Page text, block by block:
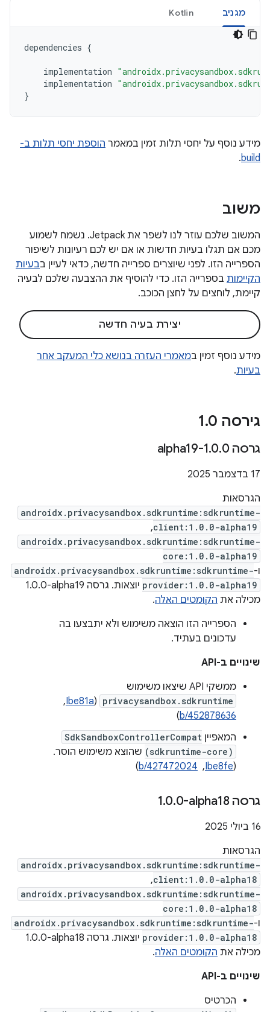
מגניב Kotlin
dependencies {
implementation
implementation
}
מידע נוסף על יחסי תלות זמין במאמר הוספת יחסי תלות ב-
build
.
משוב
המשוב שלכם עוזר לנו לשפר את Jetpack. נשמח לשמוע
מכם אם תגלו בעיות חדשות או אם יש לכם רעיונות לשיפור
הספרייה הזו. לפני שיוצרים ספרייה חדשה, כדאי לעיין בבעיות
הקיימות בספרייה הזו. כדי להוסיף את ההצבעה שלכם לבעיה
קיימת, לוחצים על לחצן הכוכב.
יצירת בעיה חדשה
מידע נוסף זמין במאמרי העזרה בנושא כלי המעקב אחר
בעיות.
גירסה 1 .0
גרסה 1 .0.0-alpha19
‫17 בדצמבר 2025
הגרסאות
androidx.privacysandbox.sdkruntime:sdkruntime-
client:1.0.0-alpha19
,
androidx.privacysandbox.sdkruntime:sdkruntime-
core:1.0.0-alpha19
ו-androidx.privacysandbox.sdkruntime:sdkruntime-
provider:1.0.0-alpha19
יוצאות. גרסה ‎1.0.0-alpha19
מכילה את הקומטים האלה.
הספרייה הזו הוצאה משימוש ולא יתבצעו בה
עדכונים בעתיד.
שינויים ב-API
ממשקי API שיצאו משימוש
privacysandbox.sdkruntime
(
Ibe81a
, ‏
b/452878636
)
המאפיין SdkSandboxControllerCompat
(sdkruntime-core) שהוצא משימוש הוסר.
‫(
Ibe8fe
, ‏
b/427472024
)
גרסה ‎1 .0.0-alpha18
‫16 ביולי 2025
הגרסאות
androidx.privacysandbox.sdkruntime:sdkruntime-
client:1.0.0-alpha18
,
androidx.privacysandbox.sdkruntime:sdkruntime-
core:1.0.0-alpha18
ו-androidx.privacysandbox.sdkruntime:sdkruntime-
provider:1.0.0-alpha18
יוצאות. גרסה ‎1.0.0-alpha18
מכילה את הקומטים האלה.
שינויים ב-API
הכרטיס